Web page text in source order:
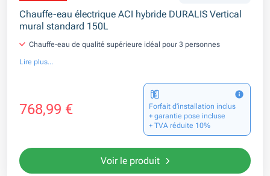
Chauffe-eau électrique ACI hybride DURALIS Vertical
mural standard 150L
Chauffe-eau de qualité supérieure idéal pour 3 personnes
Lire plus...
768,99 €
Forfait d’installation inclus
+ garantie pose incluse
+ TVA réduite 10%
Voir le produit